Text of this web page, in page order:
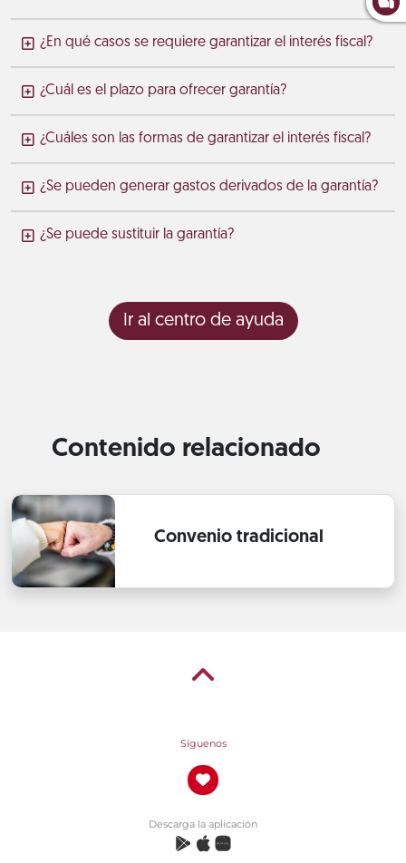
¿En qué casos se requiere garantizar el interés fiscal?
¿Cuál es el plazo para ofrecer garantía?
¿Cuáles son las formas de garantizar el interés fiscal?
¿Se pueden generar gastos derivados de la garantía?
¿Se puede sustituir la garantía?
Ir al centro de ayuda
Contenido relacionado
Convenio tradicional
Síguenos
Descarga la aplicación